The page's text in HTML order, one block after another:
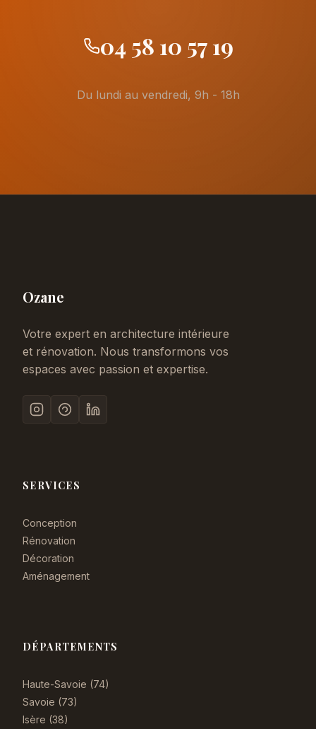
04 58 10 57 19
Du lundi au vendredi, 9h - 18h
Ozane
Votre expert en architecture intérieure
et rénovation. Nous transformons vos
espaces avec passion et expertise.
SERVICES
Conception
Rénovation
Décoration
Aménagement
DÉPARTEMENTS
Haute-Savoie (74)
Savoie (73)
Isère (38)